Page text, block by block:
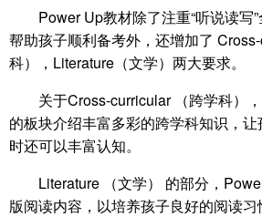
Power Up教材除了注重“听说读写
帮助孩子顺利备考外，还增加了
科），Literature（文学）两大要求。
关于Cross-curricular （跨学科）
的板块介绍丰富多彩的跨学科知识，
时还可以丰富认知。
Literature （文学） 的部分，
版阅读内容，以培养孩子良好的阅读